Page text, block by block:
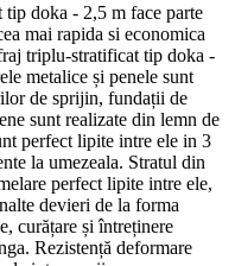
doka - 2,5 m face parte
mai rapida si economica
triplu-stratificat tip doka -
metalice și penele sunt
de sprijin, fundații de
sunt realizate din lemn de
perfect lipite intre ele in 3
la umezeala. Stratul din
perfect lipite intre ele,
devieri de la forma
curățare și întreținere
Rezistență deformare